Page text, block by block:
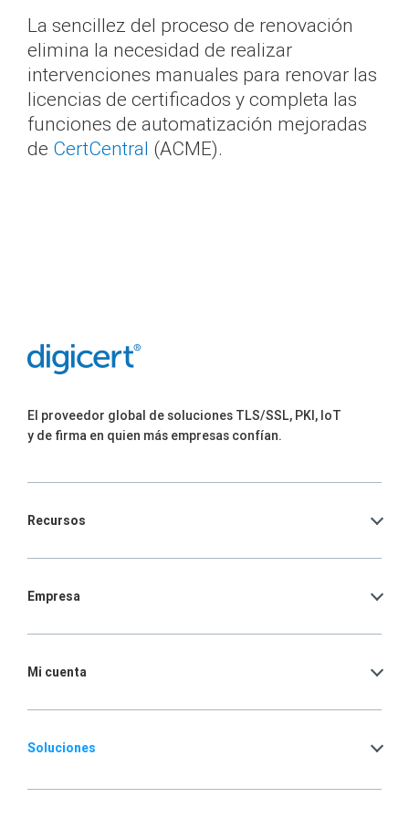
La sencillez del proceso de renovación
elimina la necesidad de realizar
intervenciones manuales para renovar las
licencias de certificados y completa las
funciones de automatización mejoradas
de CertCentral (ACME).
El proveedor global de soluciones TLS/SSL, PKI, IoT
y de firma en quien más empresas confían.
Recursos
Empresa
Mi cuenta
Soluciones